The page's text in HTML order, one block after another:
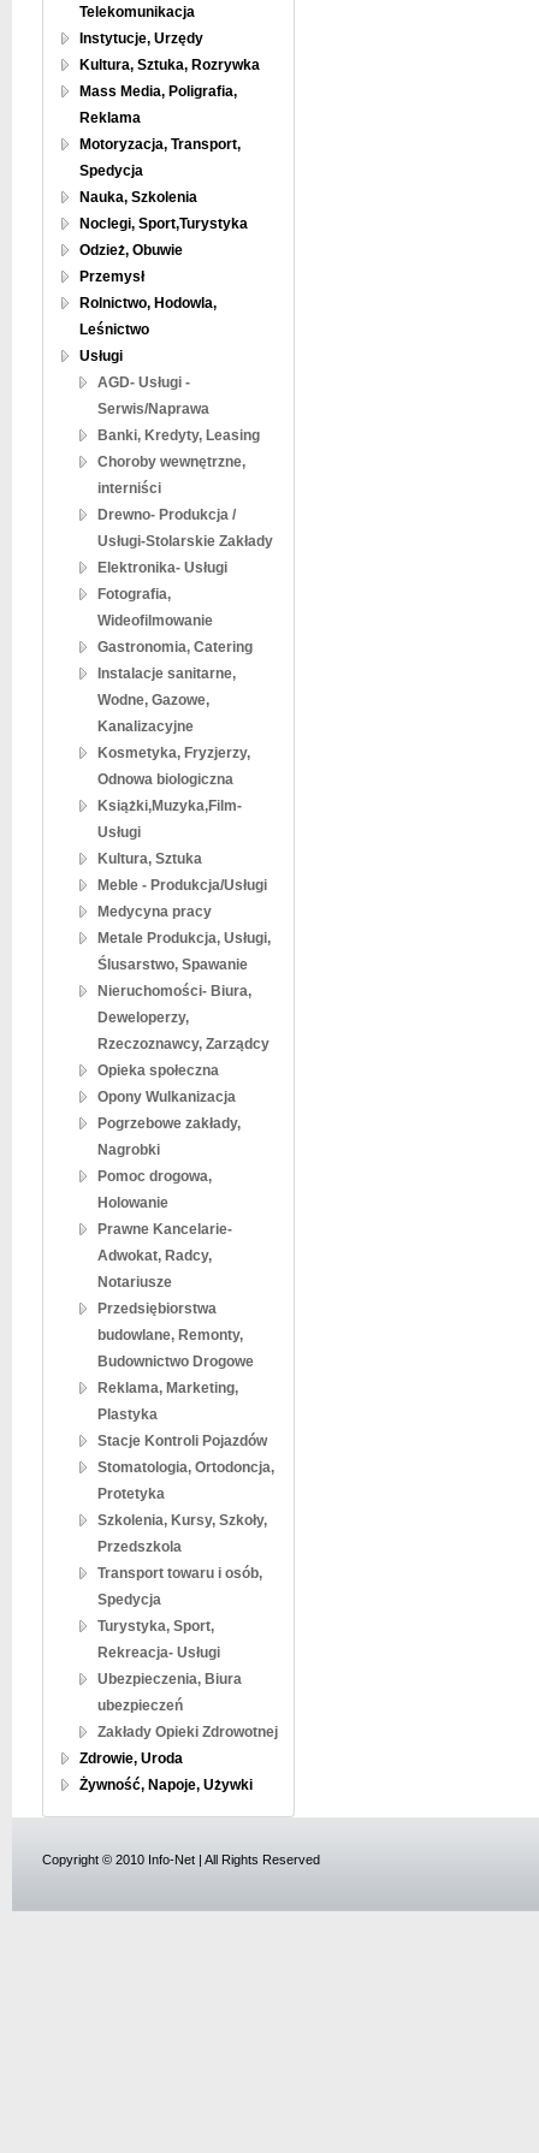
Telekomunikacja
Instytucje, Urzędy
Kultura, Sztuka, Rozrywka
Mass Media, Poligrafia,
Reklama
Motoryzacja, Transport,
Spedycja
Nauka, Szkolenia
Noclegi, Sport,Turystyka
Odzież, Obuwie
Przemysł
Rolnictwo, Hodowla,
Leśnictwo
Usługi
AGD- Usługi -
Serwis/Naprawa
Banki, Kredyty, Leasing
Choroby wewnętrzne,
interniści
Drewno- Produkcja /
Usługi-Stolarskie Zakłady
Elektronika- Usługi
Fotografia,
Wideofilmowanie
Gastronomia, Catering
Instalacje sanitarne,
Wodne, Gazowe,
Kanalizacyjne
Kosmetyka, Fryzjerzy,
Odnowa biologiczna
Książki,Muzyka,Film-
Usługi
Kultura, Sztuka
Meble - Produkcja/Usługi
Medycyna pracy
Metale Produkcja, Usługi,
Ślusarstwo, Spawanie
Nieruchomości- Biura,
Deweloperzy,
Rzeczoznawcy, Zarządcy
Opieka społeczna
Opony Wulkanizacja
Pogrzebowe zakłady,
Nagrobki
Pomoc drogowa,
Holowanie
Prawne Kancelarie-
Adwokat, Radcy,
Notariusze
Przedsiębiorstwa
budowlane, Remonty,
Budownictwo Drogowe
Reklama, Marketing,
Plastyka
Stacje Kontroli Pojazdów
Stomatologia, Ortodoncja,
Protetyka
Szkolenia, Kursy, Szkoły,
Przedszkola
Transport towaru i osób,
Spedycja
Turystyka, Sport,
Rekreacja- Usługi
Ubezpieczenia, Biura
ubezpieczeń
Zakłady Opieki Zdrowotnej
Zdrowie, Uroda
Żywność, Napoje, Używki
Copyright © 2010 Info-Net | All Rights Reserved